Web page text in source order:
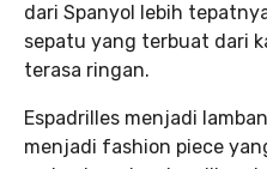
dari Spanyol lebih
sepatu yang terbuat dari
terasa ringan.
Espadrilles menjadi
menjadi fashion piece